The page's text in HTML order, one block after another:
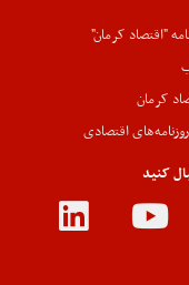
"اقتصاد کرمان"
کرمان
اقتصادی
کنید